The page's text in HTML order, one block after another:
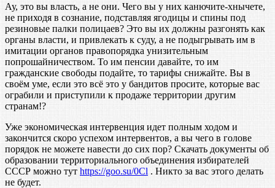
Ау, это вы власть, а не они. Чего вы у них канючите-хнычете,
не приходя в сознание, подставляя ягодицы и спины под
резиновые палки полицаев? Это вы их должны разгонять как
органы власти, и привлекать к суду, а не подыгрывать им в
имитации органов правопорядка унизительным
попрошайничеством. То им пенсии давайте, то им
гражданские свободы подайте, то тарифы снижайте. Вы в
своём уме, если это всё это у бандитов просите, которые вас
ограбили и приступили к продаже территории другим
странам!?
Уже экономическая интервенция идет полным ходом и
закончится скоро успехом интервентов, а вы чего в голове
порядок не можете навести до сих пор? Скачать документы об
образовании территориального объединения избирателей
СССР можно тут https://goo.su/0Cl . Никто за вас этого делать
не будет.